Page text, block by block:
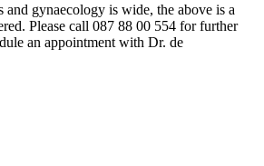
and gynaecology is wide, the above is a
Please call 087 88 00 554 for further
an appointment with Dr. de